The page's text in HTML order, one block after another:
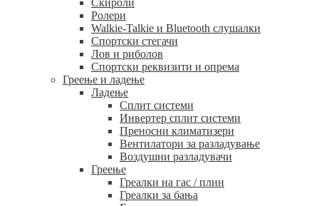
Скироли
Ролери
Walkie-Talkie и Bluetooth слушалки
Спортски стегачи
Лов и риболов
Спортски реквизити и опрема
Греење и ладење
Ладење
Сплит системи
Инвертер сплит системи
Преносни климатизери
Вентилатори за разладување
Воздушни разладувачи
Греење
Греалки на гас / плин
Греалки за бања